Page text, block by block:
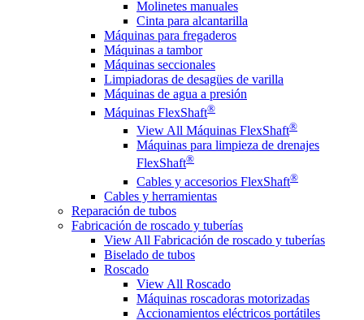
Molinetes manuales
Cinta para alcantarilla
Máquinas para fregaderos
Máquinas a tambor
Máquinas seccionales
Limpiadoras de desagües de varilla
Máquinas de agua a presión
Máquinas FlexShaft®
View All Máquinas FlexShaft®
Máquinas para limpieza de drenajes
FlexShaft®
Cables y accesorios FlexShaft®
Cables y herramientas
Reparación de tubos
Fabricación de roscado y tuberías
View All Fabricación de roscado y tuberías
Biselado de tubos
Roscado
View All Roscado
Máquinas roscadoras motorizadas
Accionamientos eléctricos portátiles